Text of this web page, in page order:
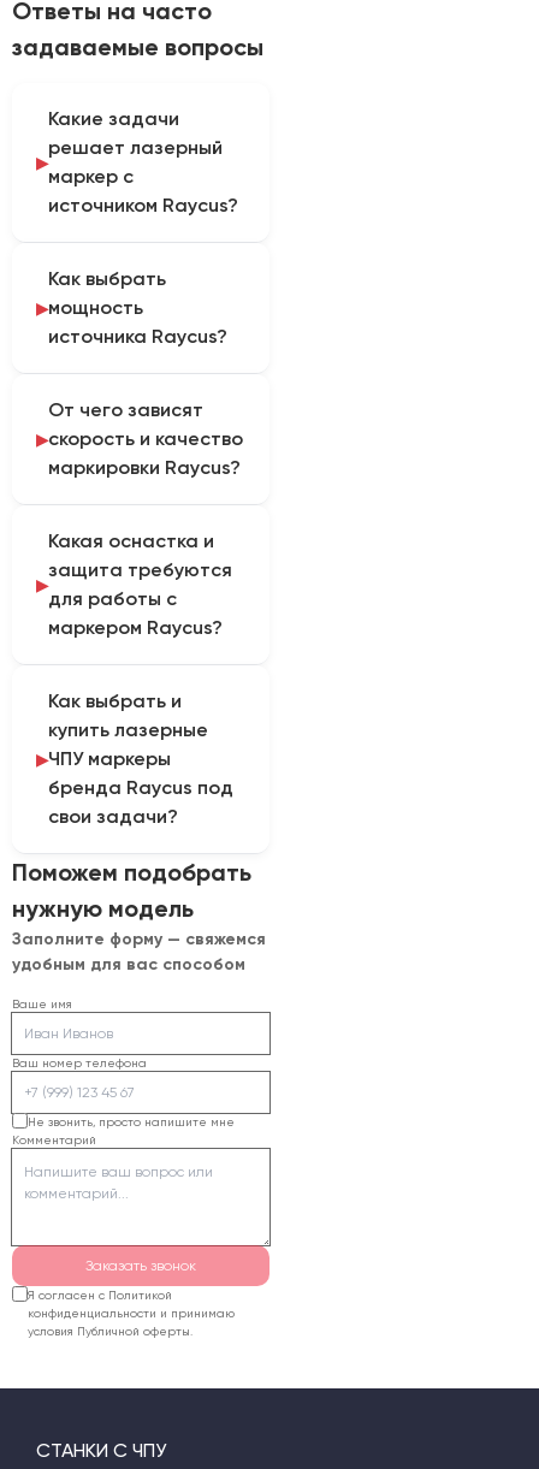
Ответы на часто
задаваемые вопросы
Какие задачи
решает лазерный
маркер с
источником Raycus?
Raycus используют для
кодов, логотипов, шкал,
серийных номеров и
совместимых пластиках.
Так определяется
практическая область
применения
оборудования.
Как выбрать
мощность
источника Raycus?
глубине, площади
маркировки, такту и
допустимому
вариант определяют
после оценки
технологической
задачи.
От чего зависят
скорость и качество
маркировки Raycus?
определяются
источником,
сканатором, линзой,
фокусом, плотностью
проверяют до
закрепления рабочего
режима.
Какая оснастка и
защита требуются
для работы с
маркером Raycus?
деталей нужна
поворотная оснастка,
а рабочая зона должна
соответствовать
требованиям лазерной
Проверку проводят до
производственного
цикла.
Как выбрать и
купить лазерные
ЧПУ маркеры
бренда Raycus под
свои задачи?
Чтобы подобрать
указать: металл или
пластик, глубину и
площадь маркировки,
мощность, рабочее
поле, количество
проходов и такт.
Специалисты ЧПУ24
определят подходящую
конфигурацию,
подготовят расчет и
согласуют доставку.
Поможем подобрать
нужную модель
Заполните форму — свяжемся
удобным для вас способом
Ваше имя
Ваш номер телефона
Не звонить, просто напишите мне
Комментарий
Заказать звонок
Я согласен с Политикой
конфиденциальности и принимаю
условия Публичной оферты.
СТАНКИ С ЧПУ